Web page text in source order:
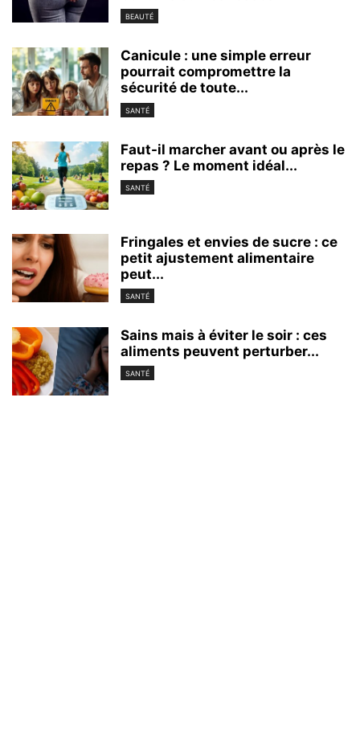
BEAUTÉ
Canicule : une simple erreur
pourrait compromettre la
sécurité de toute...
SANTÉ
Faut-il marcher avant ou après le
repas ? Le moment idéal...
SANTÉ
Fringales et envies de sucre : ce
petit ajustement alimentaire
peut...
SANTÉ
Sains mais à éviter le soir : ces
aliments peuvent perturber...
SANTÉ